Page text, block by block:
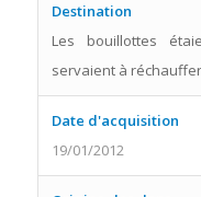
Destination
Les bouillottes
servaient à
Date d'acquisition
19/01/2012